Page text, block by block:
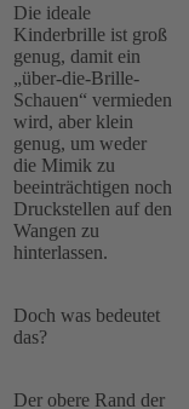
Die ideale
Kinderbrille ist groß
genug, damit ein
„über-die-Brille-
Schauen“ vermieden
wird, aber klein
genug, um weder
die Mimik zu
beeinträchtigen noch
Druckstellen auf den
Wangen zu
hinterlassen.
Doch was bedeutet
das?
Der obere Rand der